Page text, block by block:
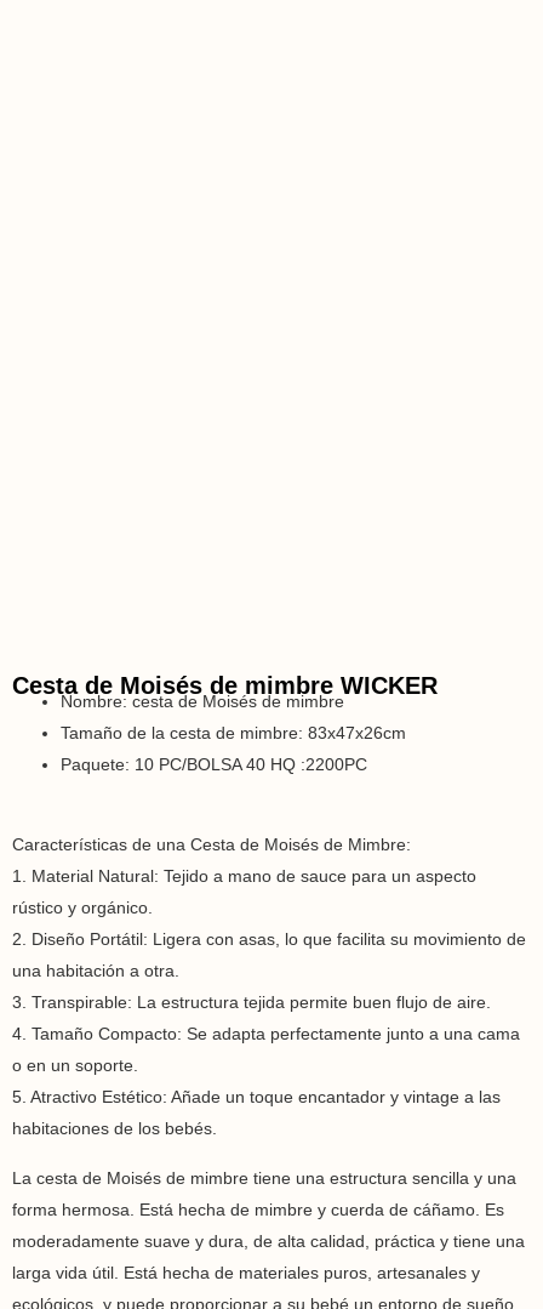
Cesta de Moisés de mimbre WICKER
Nombre: cesta de Moisés de mimbre
Tamaño de la cesta de mimbre: 83x47x26cm
Paquete: 10 PC/BOLSA 40 HQ :2200PC
Características de una Cesta de Moisés de Mimbre:
1. Material Natural: Tejido a mano de sauce para un aspecto
rústico y orgánico.
2. Diseño Portátil: Ligera con asas, lo que facilita su movimiento de
una habitación a otra.
3. Transpirable: La estructura tejida permite buen flujo de aire.
4. Tamaño Compacto: Se adapta perfectamente junto a una cama
o en un soporte.
5. Atractivo Estético: Añade un toque encantador y vintage a las
habitaciones de los bebés.
La cesta de Moisés de mimbre tiene una estructura sencilla y una
forma hermosa. Está hecha de mimbre y cuerda de cáñamo. Es
moderadamente suave y dura, de alta calidad, práctica y tiene una
larga vida útil. Está hecha de materiales puros, artesanales y
ecológicos, y puede proporcionar a su bebé un entorno de sueño